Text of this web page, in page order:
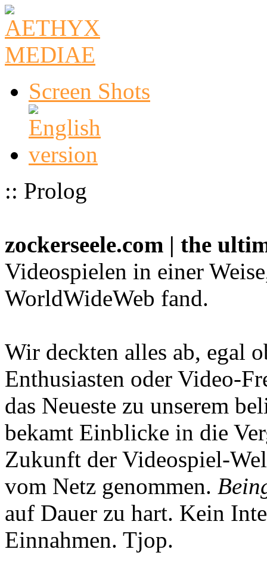
Screen Shots
:: Prolog
zockerseele.com | the
Videospielen in einer
WorldWideWeb fand.
Wir deckten alles ab, egal
Enthusiasten oder Video-
das Neueste zu unserem
bekamt Einblicke in die
Zukunft der Videospiel-
vom Netz genommen.
auf Dauer zu hart. Kein
Einnahmen. Tjop.